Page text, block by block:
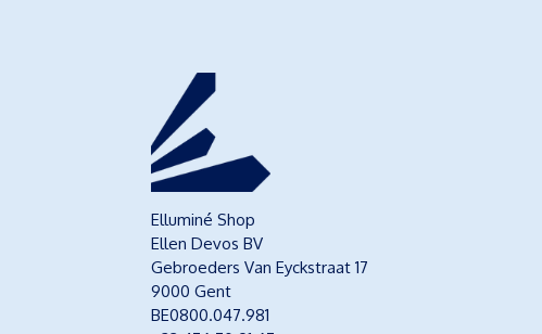
Elluminé Shop
Ellen Devos BV
Gebroeders Van Eyckstraat 17
9000 Gent
BE0800.047.981